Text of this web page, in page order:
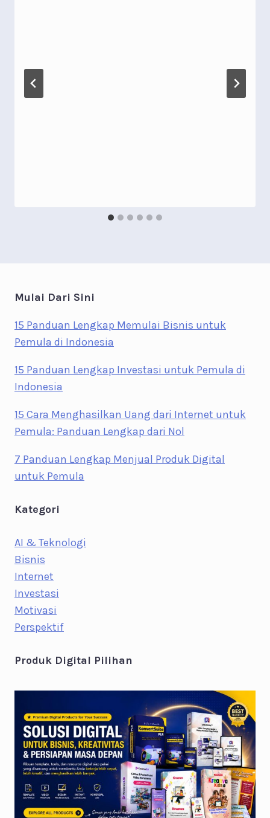
Mulai Dari Sini
15 Panduan Lengkap Memulai Bisnis untuk
Pemula di Indonesia
15 Panduan Lengkap Investasi untuk Pemula di
Indonesia
15 Cara Menghasilkan Uang dari Internet untuk
Pemula: Panduan Lengkap dari Nol
7 Panduan Lengkap Menjual Produk Digital
untuk Pemula
Kategori
AI & Teknologi
Bisnis
Internet
Investasi
Motivasi
Perspektif
Produk Digital Pilihan